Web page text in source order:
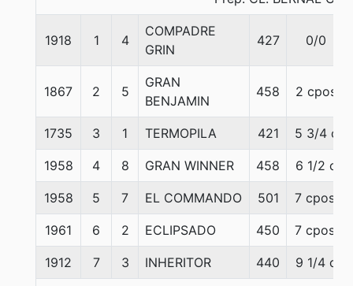
1918 1 4
COMPADRE
GRIN
427 0/0
1867 2 5
GRAN
BENJAMIN
458 2 cpos
1735 3 1 TERMOPILA 421 5 3/4 c
1958 4 8 GRAN WINNER 458 6 1/2 c
1958 5 7 EL COMMANDO 501 7 cpos.
1961 6 2 ECLIPSADO 450 7 cpos.
1912 7 3 INHERITOR 440 9 1/4 c